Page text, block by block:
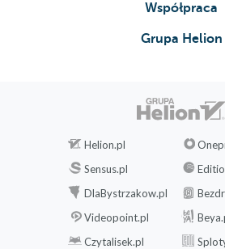
Współpraca
Grupa Helion
Helion.pl
Sensus.pl
DlaBystrzakow.pl
Videopoint.pl
Czytalisek.pl